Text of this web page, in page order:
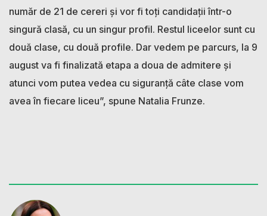
număr de 21 de cereri și vor fi toți candidații într-o
singură clasă, cu un singur profil. Restul liceelor sunt cu
două clase, cu două profile. Dar vedem pe parcurs, la 9
august va fi finalizată etapa a doua de admitere și
atunci vom putea vedea cu siguranță câte clase vom
avea în fiecare liceu”, spune Natalia Frunze.